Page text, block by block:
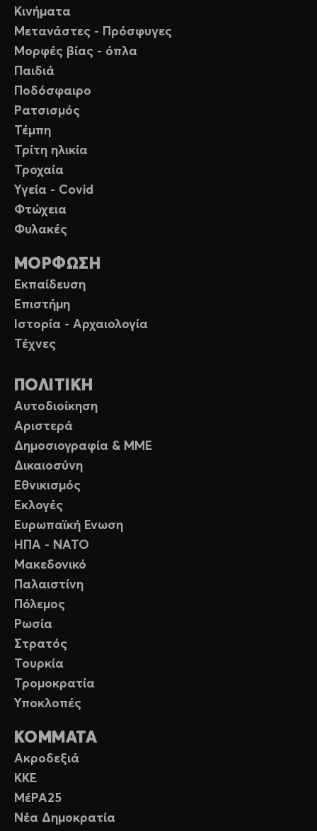
Κινήματα
Μετανάστες - Πρόσφυγες
Μορφές βίας - όπλα
Παιδιά
Ποδόσφαιρο
Ρατσισμός
Τέμπη
Τρίτη ηλικία
Τροχαία
Υγεία - Covid
Φτώχεια
Φυλακές
ΜΟΡΦΩΣΗ
Εκπαίδευση
Επιστήμη
Ιστορία - Αρχαιολογία
Τέχνες
ΠΟΛΙΤΙΚΗ
Αυτοδιοίκηση
Αριστερά
Δημοσιογραφία & ΜΜΕ
Δικαιοσύνη
Εθνικισμός
Εκλογές
Ευρωπαϊκή Ενωση
ΗΠΑ - ΝΑΤΟ
Μακεδονικό
Παλαιστίνη
Πόλεμος
Ρωσία
Στρατός
Τουρκία
Τρομοκρατία
Υποκλοπές
ΚΟΜΜΑΤΑ
Ακροδεξιά
ΚΚΕ
ΜέΡΑ25
Νέα Δημοκρατία